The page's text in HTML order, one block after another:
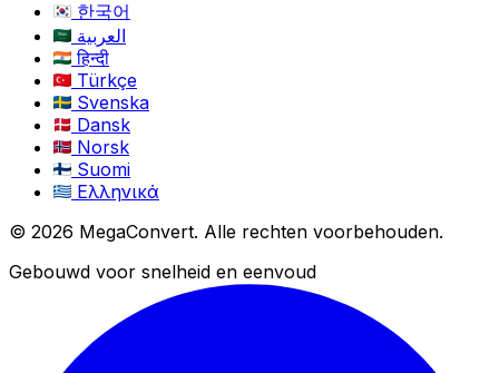
한국어
العربية
हिन्दी
Türkçe
Svenska
Dansk
Norsk
Suomi
Ελληνικά
© 2026 MegaConvert. Alle rechten voorbehouden.
Gebouwd voor snelheid en eenvoud